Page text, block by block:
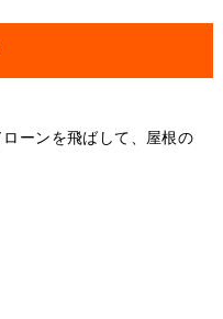
ーンを飛ばして、屋根の